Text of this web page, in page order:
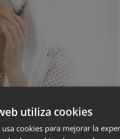
utiliza cookies
usa cookies para mejorar la